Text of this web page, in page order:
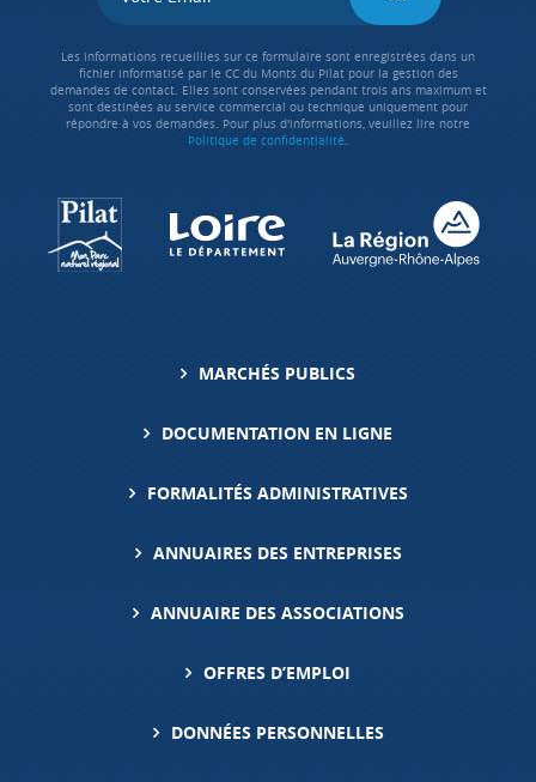
Les informations recueillies sur ce formulaire sont enregistrées dans un
fichier informatisé par le CC du Monts du Pilat pour la gestion des
demandes de contact. Elles sont conservées pendant trois ans maximum et
sont destinées au service commercial ou technique uniquement pour
répondre à vos demandes. Pour plus d'informations, veuillez lire notre
Politique de confidentialité.
MARCHÉS PUBLICS
DOCUMENTATION EN LIGNE
FORMALITÉS ADMINISTRATIVES
ANNUAIRES DES ENTREPRISES
ANNUAIRE DES ASSOCIATIONS
OFFRES D’EMPLOI
DONNÉES PERSONNELLES